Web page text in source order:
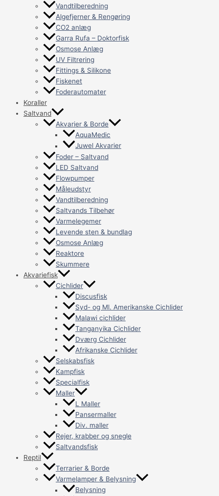
Vandtilberedning
Algefjerner & Rengøring
CO2 anlæg
Garra Rufa – Doktorfisk
Osmose Anlæg
UV Filtrering
Fittings & Silikone
Fiskenet
Foderautomater
Koraller
Saltvand
Akvarier & Borde
AquaMedic
Juwel Akvarier
Foder – Saltvand
LED Saltvand
Flowpumper
Måleudstyr
Vandtilberedning
Saltvands Tilbehør
Varmelegemer
Levende sten & bundlag
Osmose Anlæg
Reaktore
Skummere
Akvariefisk
Cichlider
Discusfisk
Syd- og Ml. Amerikanske Cichlider
Malawi cichlider
Tanganyika Cichlider
Dværg Cichlider
Afrikanske Cichlider
Selskabsfisk
Kampfisk
Specialfisk
Maller
L Maller
Pansermaller
Div. maller
Rejer, krabber og snegle
Saltvandsfisk
Reptil
Terrarier & Borde
Varmelamper & Belysning
Belysning